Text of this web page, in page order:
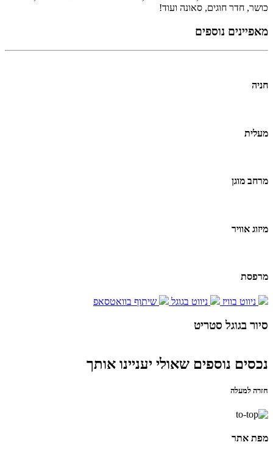
כושר, חדר חוגים, סאונה ועוד!
מאפיינים נוספים
חניה
מעלית
מרחב מוגן
מיזוג אוויר
מרפסת
ניווט בוויז ניווט בגוגל שיתוף בוואטסאפ
סיור בגוגל סטריט
נכסים נוספים שאולי יעניינו אותך
חזרה למעלה
מפת אתר